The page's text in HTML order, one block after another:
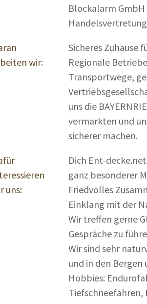
Blockalarm GmbH
wir:
Sicheres Zuhause
Regionale
Transportwege,
uns die
vermarkten und
sicherer machen.
uns:
Dich Ent-
ganz besonderer
Friedvolles
Einklang mit der
Wir treffen gerne
Gespräche zu
Wir sind sehr
und in den Bergen
Hobbies:
Tiefschneefahren,